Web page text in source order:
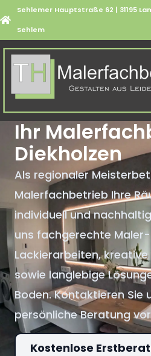
Sehlemer Hauptstraße 62 | 31195
Sehlem
Ihr
Diekholzen
Als regionaler
Malerfachbetrieb Ihre
individuell und
uns fachgerechte
Lackierarbeiten,
sowie langlebige
Boden. Kontaktieren Sie
persönliche Beratung
Kostenlose